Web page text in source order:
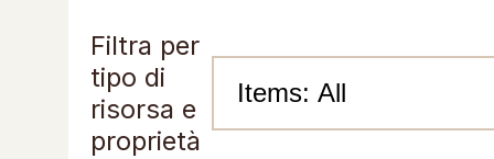
Filtra per
tipo di
risorsa e
proprietà